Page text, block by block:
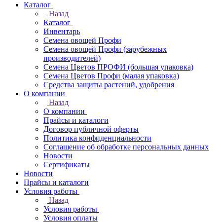
Каталог
Назад
Каталог
Инвентарь
Семена овощей Профи
Семена овощей Профи (зарубежных
производителей)
Семена Цветов ПРОФИ (большая упаковка)
Семена Цветов Профи (малая упаковка)
Средства защиты растений, удобрения
О компании
Назад
О компании
Прайсы и каталоги
Договор публичной оферты
Политика конфиденциальности
Соглашение об обработке персональных данных
Новости
Сертификаты
Новости
Прайсы и каталоги
Условия работы
Назад
Условия работы
Условия оплаты